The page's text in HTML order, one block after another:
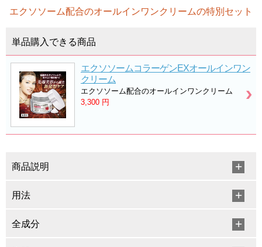
エクソソーム配合のオールインワンクリームの特別セット
単品購入できる商品
エクソソームコラーゲンEXオールインワン
クリーム
エクソソーム配合のオールインワンクリーム
3,300 円
商品説明
用法
全成分